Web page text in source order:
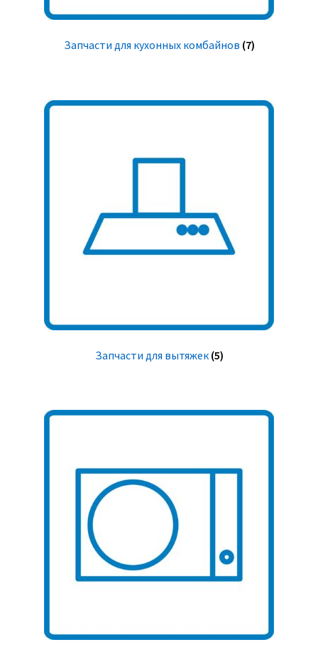
Запчасти для кухонных комбайнов (7)
Запчасти для вытяжек (5)